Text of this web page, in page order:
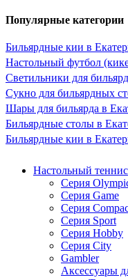
Популярные категории
Бильярдные кии в
Настольный футбол
Светильники для
Сукно для бильярдных
Шары для бильярда в
Бильярдные столы в
Бильярдные кии в
Настольный теннис
Серия
Серия Game
Серия
Серия Sport
Серия Hobby
Серия City
Gambler
Аксессуары